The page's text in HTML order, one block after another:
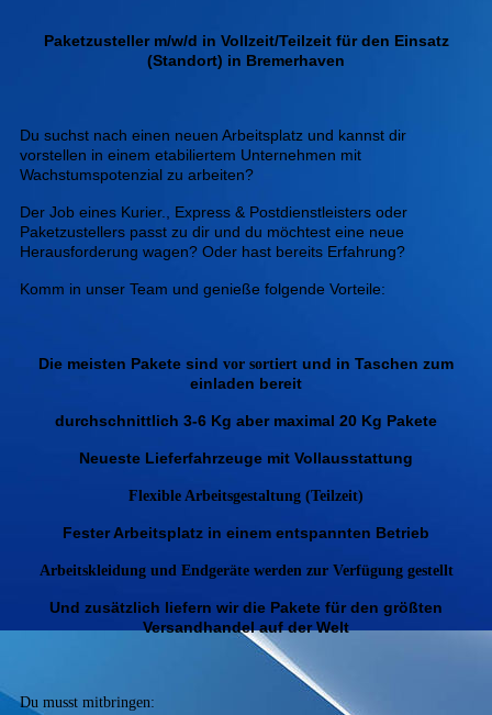
Paketzusteller m/w/d in Vollzeit/Teilzeit für den Einsatz
(Standort) in Bremerhaven
Du suchst nach einen neuen Arbeitsplatz und kannst dir
vorstellen in einem etabiliertem Unternehmen mit
Wachstumspotenzial zu arbeiten?
Der Job eines Kurier., Express & Postdienstleisters oder
Paketzustellers passt zu dir und du möchtest eine neue
Herausforderung wagen? Oder hast bereits Erfahrung?
Komm in unser Team und genieße folgende Vorteile:
Die meisten Pakete sind vor sortiert und in Taschen zum
einladen bereit
durchschnittlich 3-6 Kg aber maximal 20 Kg Pakete
Neueste Lieferfahrzeuge mit Vollausstattung
Flexible Arbeitsgestaltung (Teilzeit)
Fester Arbeitsplatz in einem entspannten Betrieb
Arbeitskleidung und Endgeräte werden zur Verfügunggestellt
Und zusätzlich liefern wir die Pakete für den größten
Versandhandel auf der Welt
Du musst mitbringen: